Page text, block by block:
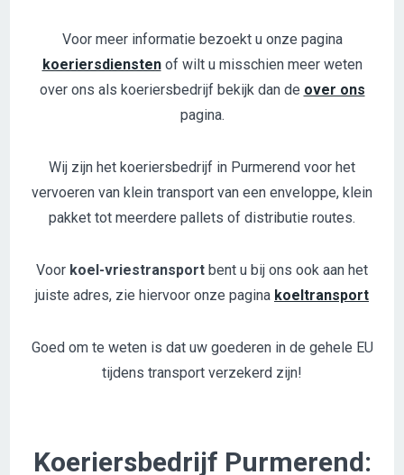
Voor meer informatie bezoekt u onze pagina
koeriersdienstenof wilt u misschien meer weten
over ons als koeriersbedrijf bekijk dan de over ons
pagina.
Wij zijn het koeriersbedrijf in Purmerend voor het
vervoeren van klein transport van een enveloppe, klein
pakket tot meerdere pallets of distributie routes.
Voor koel-vriestransport bent u bij ons ook aan het
juiste adres, zie hiervoor onze pagina koeltransport
Goed om te weten is dat uw goederen in de gehele EU
tijdens transport verzekerd zijn!
Koeriersbedrijf Purmerend: